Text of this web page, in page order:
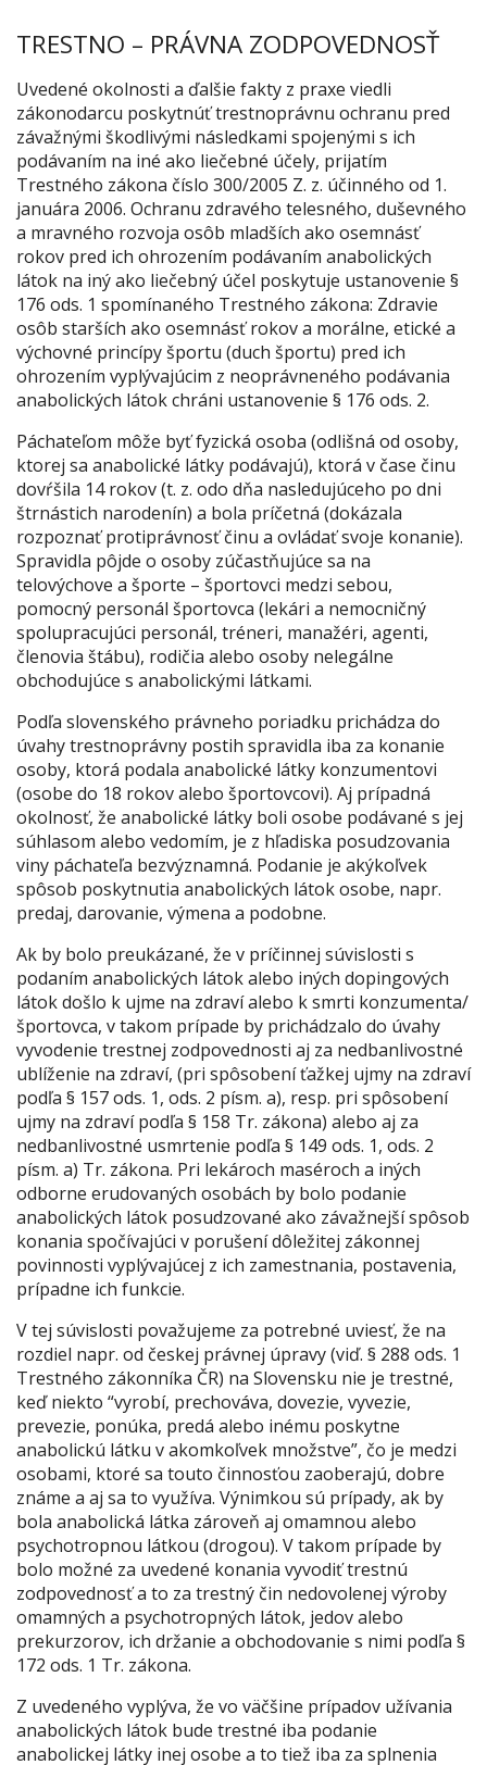
TRESTNO – PRÁVNA ZODPOVEDNOSŤ
Uvedené okolnosti a ďalšie fakty z praxe viedli
zákonodarcu poskytnúť trestnoprávnu ochranu pred
závažnými škodlivými následkami spojenými s ich
podávaním na iné ako liečebné účely, prijatím
Trestného zákona číslo 300/2005 Z. z. účinného od 1.
januára 2006. Ochranu zdravého telesného, duševného
a mravného rozvoja osôb mladších ako osemnásť
rokov pred ich ohrozením podávaním anabolických
látok na iný ako liečebný účel poskytuje ustanovenie §
176 ods. 1 spomínaného Trestného zákona: Zdravie
osôb starších ako osemnásť rokov a morálne, etické a
výchovné princípy športu (duch športu) pred ich
ohrozením vyplývajúcim z neoprávneného podávania
anabolických látok chráni ustanovenie § 176 ods. 2.
Páchateľom môže byť fyzická osoba (odlišná od osoby,
ktorej sa anabolické látky podávajú), ktorá v čase činu
dovŕšila 14 rokov (t. z. odo dňa nasledujúceho po dni
štrnástich narodenín) a bola príčetná (dokázala
rozpoznať protiprávnosť činu a ovládať svoje konanie).
Spravidla pôjde o osoby zúčastňujúce sa na
telovýchove a športe – športovci medzi sebou,
pomocný personál športovca (lekári a nemocničný
spolupracujúci personál, tréneri, manažéri, agenti,
členovia štábu), rodičia alebo osoby nelegálne
obchodujúce s anabolickými látkami.
Podľa slovenského právneho poriadku prichádza do
úvahy trestnoprávny postih spravidla iba za konanie
osoby, ktorá podala anabolické látky konzumentovi
(osobe do 18 rokov alebo športovcovi). Aj prípadná
okolnosť, že anabolické látky boli osobe podávané s jej
súhlasom alebo vedomím, je z hľadiska posudzovania
viny páchateľa bezvýznamná. Podanie je akýkoľvek
spôsob poskytnutia anabolických látok osobe, napr.
predaj, darovanie, výmena a podobne.
Ak by bolo preukázané, že v príčinnej súvislosti s
podaním anabolických látok alebo iných dopingových
látok došlo k ujme na zdraví alebo k smrti konzumenta/
športovca, v takom prípade by prichádzalo do úvahy
vyvodenie trestnej zodpovednosti aj za nedbanlivostné
ublíženie na zdraví, (pri spôsobení ťažkej ujmy na zdraví
podľa § 157 ods. 1, ods. 2 písm. a), resp. pri spôsobení
ujmy na zdraví podľa § 158 Tr. zákona) alebo aj za
nedbanlivostné usmrtenie podľa § 149 ods. 1, ods. 2
písm. a) Tr. zákona. Pri lekároch maséroch a iných
odborne erudovaných osobách by bolo podanie
anabolických látok posudzované ako závažnejší spôsob
konania spočívajúci v porušení dôležitej zákonnej
povinnosti vyplývajúcej z ich zamestnania, postavenia,
prípadne ich funkcie.
V tej súvislosti považujeme za potrebné uviesť, že na
rozdiel napr. od českej právnej úpravy (viď. § 288 ods. 1
Trestného zákonníka ČR) na Slovensku nie je trestné,
keď niekto “vyrobí, prechováva, dovezie, vyvezie,
prevezie, ponúka, predá alebo inému poskytne
anabolickú látku v akomkoľvek množstve”, čo je medzi
osobami, ktoré sa touto činnosťou zaoberajú, dobre
známe a aj sa to využíva. Výnimkou sú prípady, ak by
bola anabolická látka zároveň aj omamnou alebo
psychotropnou látkou (drogou). V takom prípade by
bolo možné za uvedené konania vyvodiť trestnú
zodpovednosť a to za trestný čin nedovolenej výroby
omamných a psychotropných látok, jedov alebo
prekurzorov, ich držanie a obchodovanie s nimi podľa §
172 ods. 1 Tr. zákona.
Z uvedeného vyplýva, že vo väčšine prípadov užívania
anabolických látok bude trestné iba podanie
anabolickej látky inej osobe a to tiež iba za splnenia